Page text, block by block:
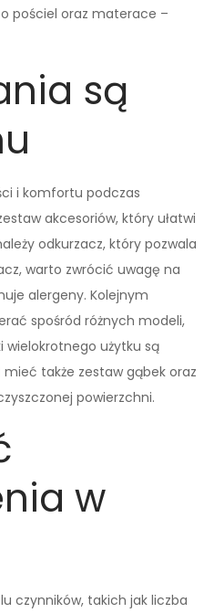
pościel oraz materace –
są
i komfortu podczas
akcesoriów, który ułatwi
odkurzacz, który pozwala
warto zwrócić uwagę na
alergeny. Kolejnym
spośród różnych modeli,
wielokrotnego użytku są
także zestaw gąbek oraz
powierzchni.
w
czynników, takich jak liczba